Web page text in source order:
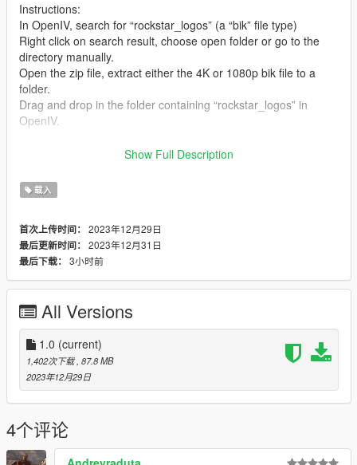
Instructions:
In OpenIV, search for “rockstar_logos” (a “bik” file type)
Right click on search result, choose open folder or go to the
directory manually.
Open the zip file, extract either the 4K or 1080p bik file to a
folder.
Drag and drop in the folder containing “rockstar_logos” in
OpenIV.
Most likely you will have to replace any “rockstar_logos” file in
Show Full Description
载入
首次上传时间： 2023年12月29日
最后更新时间： 2023年12月31日
最后下载： 3小时前
All Versions
1.0 (current)
1,402次下载, 87.8 MB
2023年12月29日
4个评论